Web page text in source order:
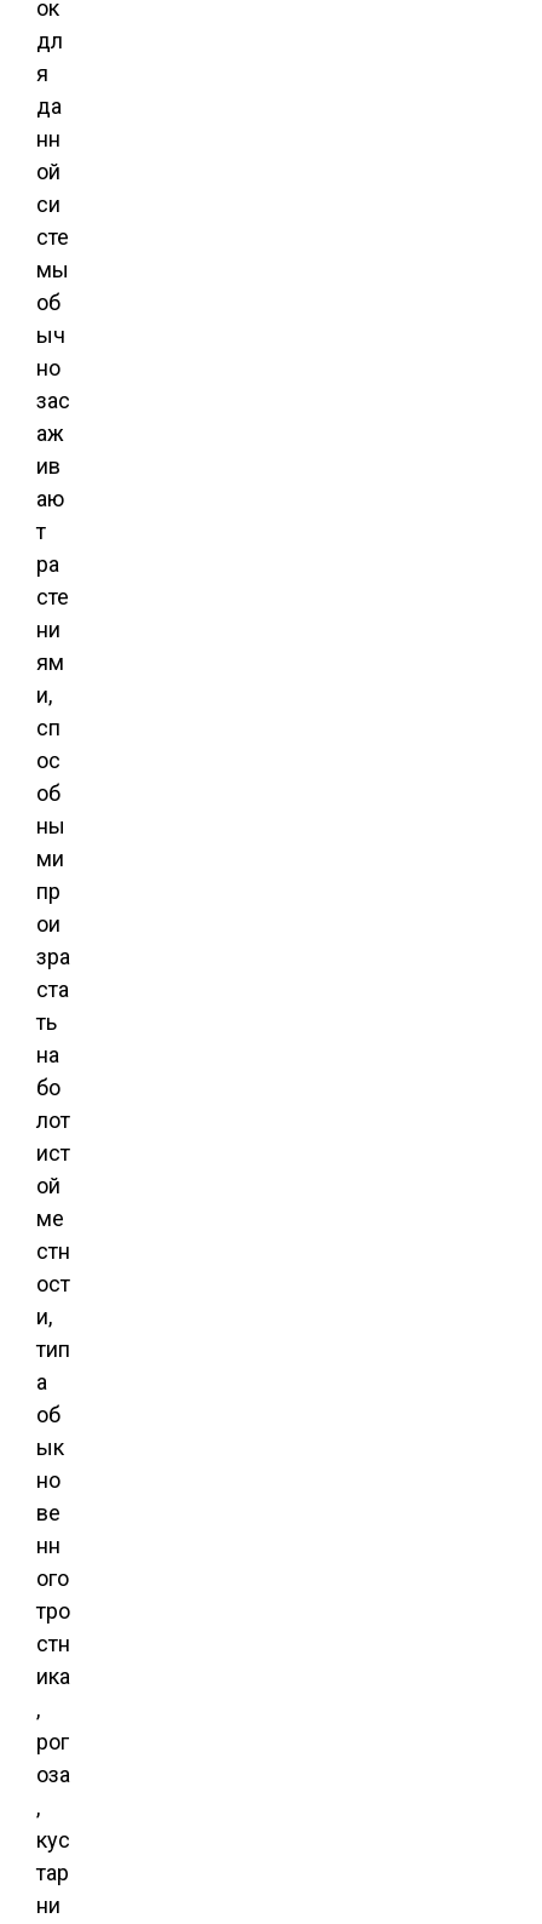
ок
дл
я
да
нн
ой
си
сте
мы
об
ыч
но
зас
аж
ив
аю
т
ра
сте
ни
ям
и,
сп
ос
об
ны
ми
пр
ои
зра
ста
ть
на
бо
лот
ист
ой
ме
стн
ост
и,
тип
а
об
ык
но
ве
нн
ого
тро
стн
ика
,
рог
оза
,
кус
тар
ни